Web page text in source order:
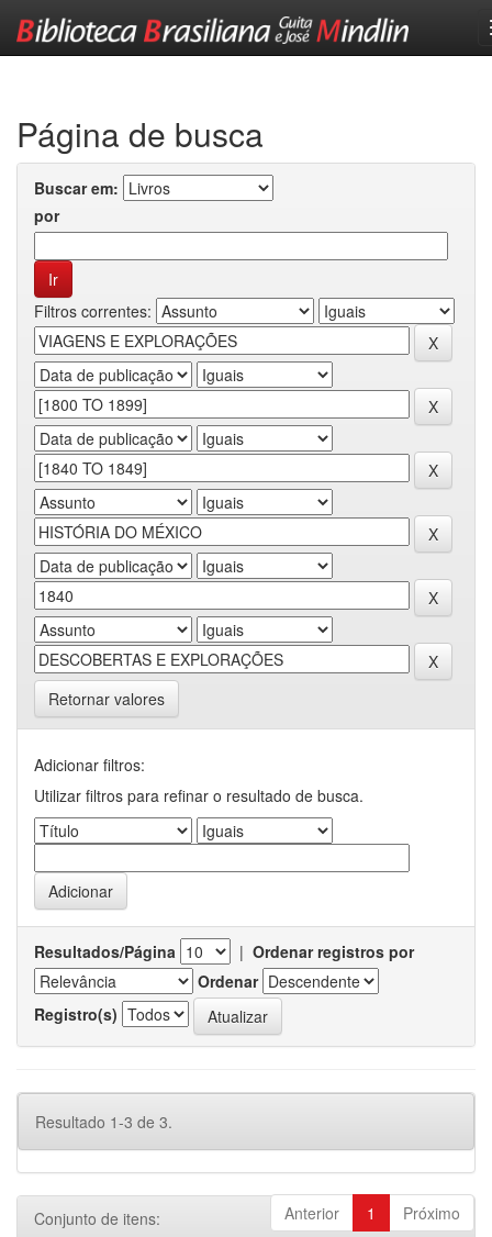
Página de busca
Buscar em:
por
Filtros correntes:
Retornar valores
Adicionar filtros:
Utilizar filtros para refinar o resultado de busca.
Resultados/Página | Ordenar registros por
Ordenar
Registro(s)
Resultado 1-3 de 3.
Anterior 1 Próximo
Conjunto de itens: